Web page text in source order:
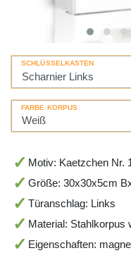
SCHLÜSSELKASTEN
FARBE KORPUS
Motiv: Kaetzchen Nr.
Größe: 30x30x5cm
Türanschlag: Links
Material: Stahlkorpus
Eigenschaften: